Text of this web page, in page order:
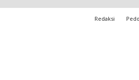
Redaksi